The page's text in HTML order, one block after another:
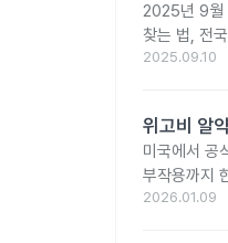
2025년 9월
찾는 법, 전
2025.09.10
위고비 알
미국에서 공
부작용까지
2026.01.09